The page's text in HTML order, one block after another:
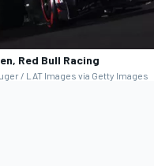
Red Bull Racing
/ LAT Images via Getty Images